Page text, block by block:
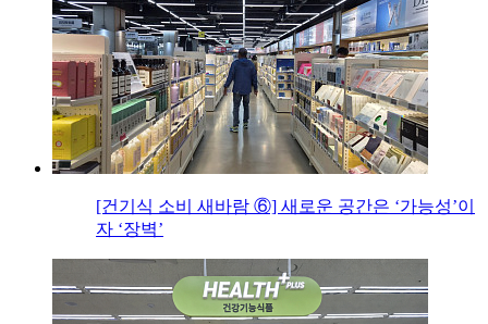
[건기식 소비 새바람 ⑥] 새로운 공간은 ‘가능성’이
자 ‘장벽’